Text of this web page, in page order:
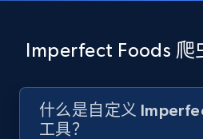
and country
Account id, Nickname,
Like engagement rate, Bio
and more.
Imperfect Foods 爬
什么是自定义
工具？